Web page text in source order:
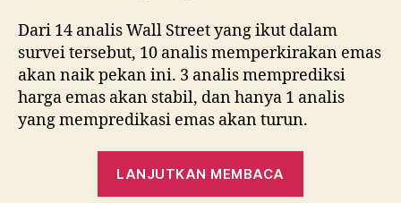
Dari 14 analis Wall Street yang ikut dalam
survei tersebut, 10 analis memperkirakan emas
akan naik pekan ini. 3 analis memprediksi
harga emas akan stabil, dan hanya 1 analis
yang mempredikasi emas akan turun.
LANJUTKAN MEMBACA